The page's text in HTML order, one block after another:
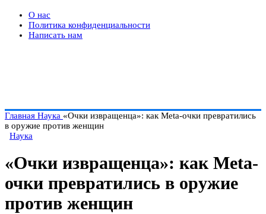
О нас
Политика конфиденциальности
Написать нам
Главная Наука «Очки извращенца»: как Meta-очки превратились
в оружие против женщин
Наука
«Очки извращенца»: как Meta-
очки превратились в оружие
против женщин